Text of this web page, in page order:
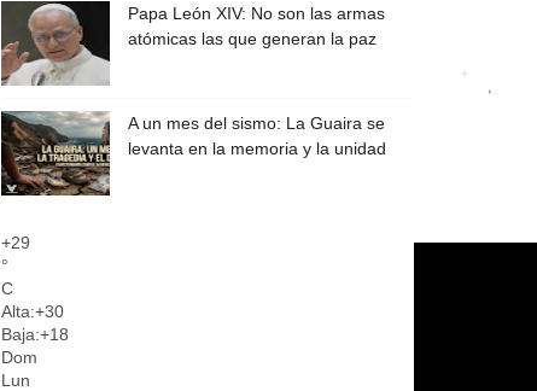
Papa León XIV: No son las armas
atómicas las que generan la paz
A un mes del sismo: La Guaira se
levanta en la memoria y la unidad
+29
°
C
Alta:+30
Baja:+18
Dom
Lun